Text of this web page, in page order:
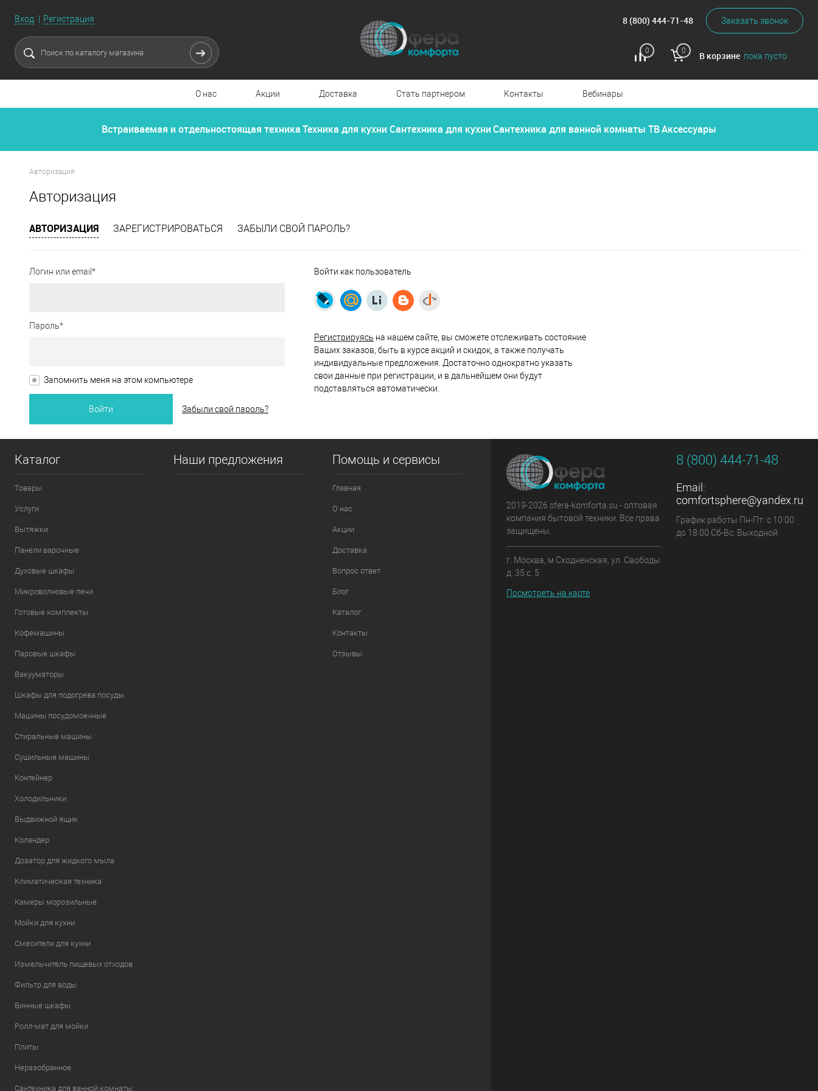
Вход Регистрация 8 (800) 444-71-48 Заказать звонок
0 0 В корзине пока пусто
О нас Акции Доставка Стать партнером Контакты Вебинары
Встраиваемая и отдельностоящая техникаТехника для кухни Сантехника для кухниСантехника для ванной комнаты ТВАксессуары
Авторизация
Авторизация
АВТОРИЗАЦИЯ ЗАРЕГИСТРИРОВАТЬСЯ ЗАБЫЛИ СВОЙ ПАРОЛЬ?
Логин или email*
Пароль*
Запомнить меня на этом компьютере
Забыли свой пароль?
Войти как пользователь
Регистрируясь на нашем сайте, вы сможете отслеживать состояние
Ваших заказов, быть в курсе акций и скидок, а также получать
индивидуальные предложения. Достаточно однократно указать
свои данные при регистрации, и в дальнейшем они будут
подставляться автоматически.
Каталог
Товары
Услуги
Вытяжки
Панели варочные
Духовые шкафы
Микроволновые печи
Готовые комплекты
Кофемашины
Паровые шкафы
Вакууматоры
Шкафы для подогрева посуды
Машины посудомоечные
Стиральные машины
Сушильные машины
Контейнер
Холодильники
Выдвижной ящик
Коландер
Дозатор для жидкого мыла
Климатическая техника
Камеры морозильные
Мойки для кухни
Смесители для кухни
Измельчитель пищевых отходов
Фильтр для воды
Винные шкафы
Ролл-мат для мойки
Плиты
Неразобранное
Сантехника для ванной комнаты
Наши предложения Помощь и сервисы
Главная
О нас
Акции
Доставка
Вопрос ответ
Блог
Каталог
Контакты
Отзывы
2019-2026 sfera-komforta.su - оптовая
компания бытовой техники. Все права
защищены.
г. Москва, м Сходненская, ул. Свободы
д. 35 с. 5
Посмотреть на карте
8 (800) 444-71-48
Email:
comfortsphere@yandex.ru
График работы Пн-Пт: с 10:00
до 18:00 Сб-Вс: Выходной